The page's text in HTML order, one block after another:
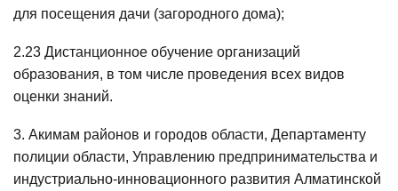
для посещения дачи (загородного дома);
2.23 Дистанционное обучение организаций
образования, в том числе проведения всех видов
оценки знаний.
3. Акимам районов и городов области, Департаменту
полиции области, Управлению предпринимательства и
индустриально-инновационного развития Алматинской